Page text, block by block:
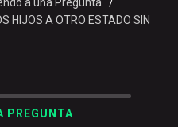
HIJOS A OTRO ESTADO SIN
PREGUNTA